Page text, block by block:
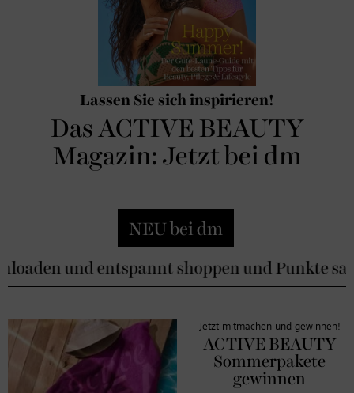
Lassen Sie sich inspirieren!
Das ACTIVE BEAUTY
Magazin: Jetzt bei dm
NEU bei dm
shoppen und Punkte sammeln ->Mehr
Jetzt mitmachen und gewinnen!
ACTIVE BEAUTY
Sommerpakete
gewinnen